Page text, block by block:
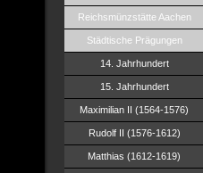
Reichsmünzstätte Aachen
Städtische Prägungen
14. Jahrhundert
15. Jahrhundert
Maximilian II (1564-1576)
Rudolf II (1576-1612)
Matthias (1612-1619)